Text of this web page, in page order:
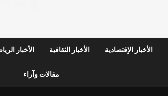
الأخبار الإقتصادية الأخبار الثقافية الأخبار
مقالات وآراء